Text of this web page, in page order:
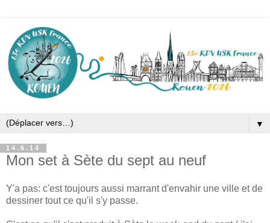
▼
14.6.14
Mon set à Sète du sept au neuf
Y'a pas: c'est toujours aussi marrant d'envahir une ville et de
dessiner tout ce qu'il s'y passe.